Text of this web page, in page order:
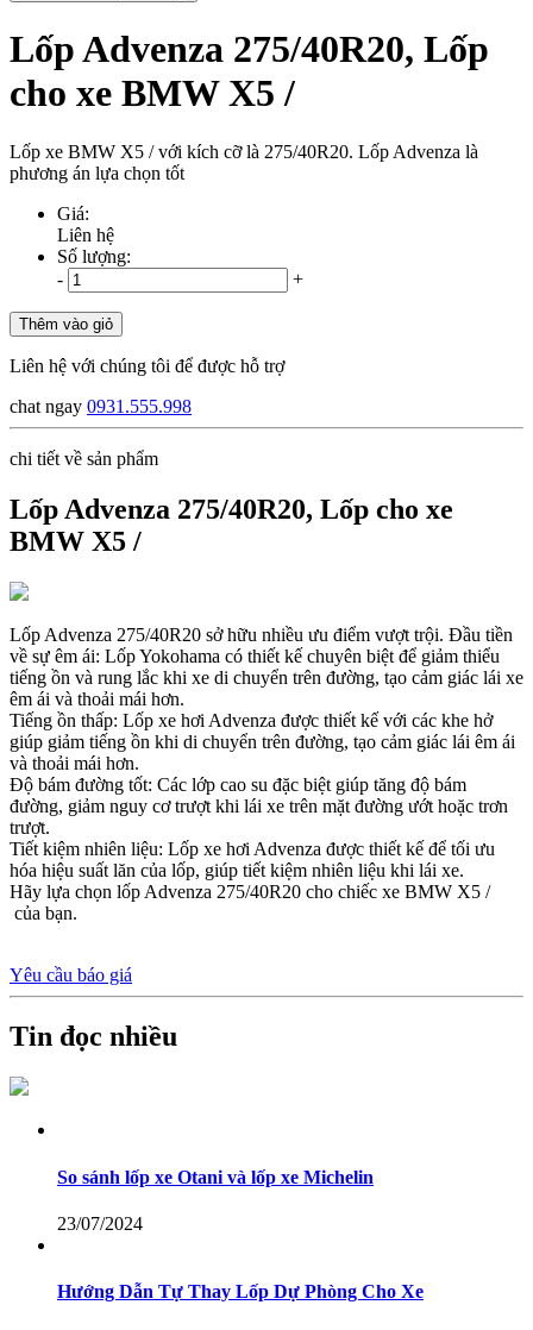
Lốp Advenza 275/40R20, Lốp
cho xe BMW X5 /
Lốp xe BMW X5 / với kích cỡ là 275/40R20. Lốp Advenza là
phương án lựa chọn tốt
Giá:
Liên hệ
Số lượng:
-
+
Thêm vào giỏ
Liên hệ với chúng tôi để được hỗ trợ
chat ngay 0931.555.998
chi tiết về sản phẩm
Lốp Advenza 275/40R20, Lốp cho xe
BMW X5 /
Lốp Advenza 275/40R20 sở hữu nhiều ưu điểm vượt trội. Đầu tiền
về sự êm ái: Lốp Yokohama có thiết kế chuyên biệt để giảm thiểu
tiếng ồn và rung lắc khi xe di chuyển trên đường, tạo cảm giác lái xe
êm ái và thoải mái hơn.
Tiếng ồn thấp: Lốp xe hơi Advenza được thiết kế với các khe hở
giúp giảm tiếng ồn khi di chuyển trên đường, tạo cảm giác lái êm ái
và thoải mái hơn.
Độ bám đường tốt: Các lớp cao su đặc biệt giúp tăng độ bám
đường, giảm nguy cơ trượt khi lái xe trên mặt đường ướt hoặc trơn
trượt.
Tiết kiệm nhiên liệu: Lốp xe hơi Advenza được thiết kế để tối ưu
hóa hiệu suất lăn của lốp, giúp tiết kiệm nhiên liệu khi lái xe.
Hãy lựa chọn lốp Advenza 275/40R20 cho chiếc xe BMW X5 /
của bạn.
Yêu cầu báo giá
Tin đọc nhiều
So sánh lốp xe Otani và lốp xe Michelin
23/07/2024
Hướng Dẫn Tự Thay Lốp Dự Phòng Cho Xe